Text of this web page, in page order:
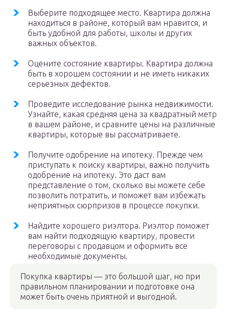
Выберите подходящее место. Квартира должна
находиться в районе, который вам нравится, и
быть удобной для работы, школы и других
важных объектов.
Оцените состояние квартиры. Квартира должна
быть в хорошем состоянии и не иметь никаких
серьезных дефектов.
Проведите исследование рынка недвижимости.
Узнайте, какая средняя цена за квадратный метр
в вашем районе, и сравните цены на различные
квартиры, которые вы рассматриваете.
Получите одобрение на ипотеку. Прежде чем
приступать к поиску квартиры, важно получить
одобрение на ипотеку. Это даст вам
представление о том, сколько вы можете себе
позволить потратить, и поможет вам избежать
неприятных сюрпризов в процессе покупки.
Найдите хорошего риэлтора. Риэлтор поможет
вам найти подходящую квартиру, провести
переговоры с продавцом и оформить все
необходимые документы.
Покупка квартиры — это большой шаг, но при
правильном планировании и подготовке она
может быть очень приятной и выгодной.